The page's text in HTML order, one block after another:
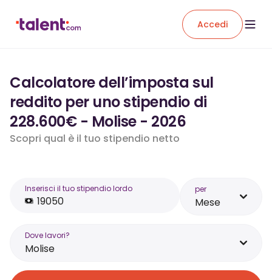
Accedi
Calcolatore dell’imposta sul
reddito per uno stipendio di
228.600€ - Molise - 2026
Scopri qual è il tuo stipendio netto
Inserisci il tuo stipendio lordo per
Mese
Dove lavori?
Molise